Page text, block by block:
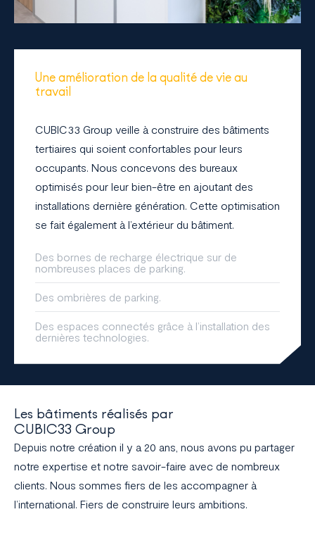
Une amélioration de la qualité de vie au
travail
CUBIC33 Group veille à construire des bâtiments
tertiaires qui soient confortables pour leurs
occupants. Nous concevons des bureaux
optimisés pour leur bien-être en ajoutant des
installations dernière génération. Cette optimisation
se fait également à l’extérieur du bâtiment.
Des bornes de recharge électrique sur de
nombreuses places de parking.
Des ombrières de parking.
Des espaces connectés grâce à l’installation des
dernières technologies.
Les bâtiments réalisés par
CUBIC33 Group
Depuis notre création il y a 20 ans, nous avons pu partager
notre expertise et notre savoir-faire avec de nombreux
clients. Nous sommes fiers de les accompagner à
l’international. Fiers de construire leurs ambitions.